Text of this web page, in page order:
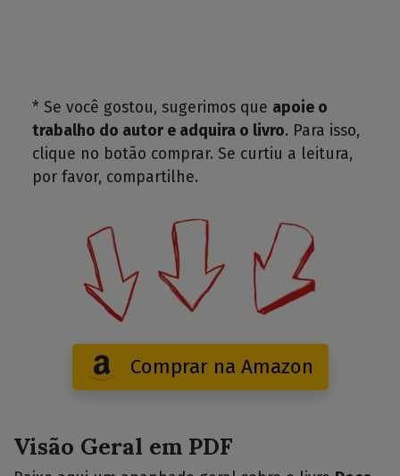
* Se você gostou, sugerimos que apoie o
trabalho do autor e adquira o livro. Para isso,
clique no botão comprar. Se curtiu a leitura,
por favor, compartilhe.
Comprar na Amazon
Visão Geral em PDF